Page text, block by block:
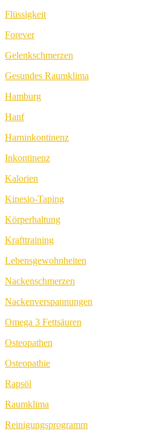
Flüssigkeit
Forever
Gelenkschmerzen
Gesundes Raumklima
Hamburg
Hanf
Harninkontinenz
Inkontinenz
Kalorien
Kinesio-Taping
Körperhaltung
Krafttraining
Lebensgewohnheiten
Nackenschmerzen
Nackenverspannungen
Omega 3 Fettsäuren
Osteopathen
Osteopathie
Rapsöl
Raumklima
Reinigungsprogramm